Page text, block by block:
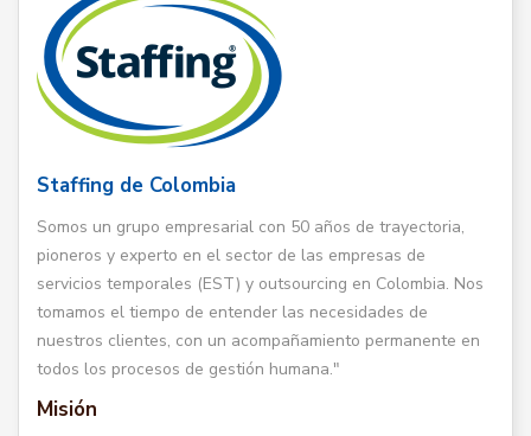
Staffing de Colombia
Somos un grupo empresarial con 50 años de trayectoria,
pioneros y experto en el sector de las empresas de
servicios temporales (EST) y outsourcing en Colombia. Nos
tomamos el tiempo de entender las necesidades de
nuestros clientes, con un acompañamiento permanente en
todos los procesos de gestión humana."
Misión